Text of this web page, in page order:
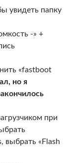
увидеть папку
-» +
«fastboot
но я
при
выбрать «Flash